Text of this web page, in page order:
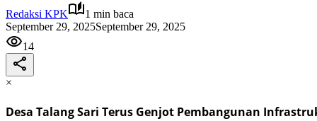
Redaksi KPK
1 min baca
September 29, 2025September 29, 2025
14
×
Desa Talang Sari Terus Genjot Pembangunan